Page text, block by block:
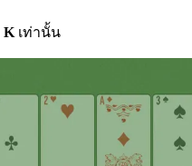
K เท่านั้น